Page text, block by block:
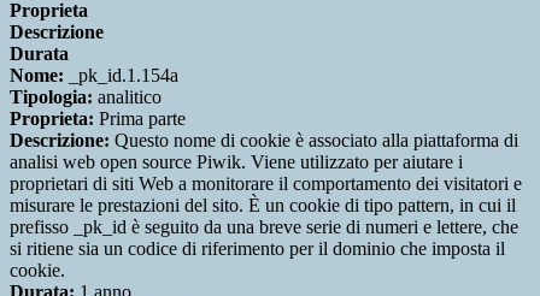
Proprieta
Descrizione
Durata
Nome: _pk_id.1.154a
Tipologia: analitico
Proprieta: Prima parte
Descrizione: Questo nome di cookie è associato alla piattaforma di
analisi web open source Piwik. Viene utilizzato per aiutare i
proprietari di siti Web a monitorare il comportamento dei visitatori e
misurare le prestazioni del sito. È un cookie di tipo pattern, in cui il
prefisso _pk_id è seguito da una breve serie di numeri e lettere, che
si ritiene sia un codice di riferimento per il dominio che imposta il
cookie.
Durata: 1 anno